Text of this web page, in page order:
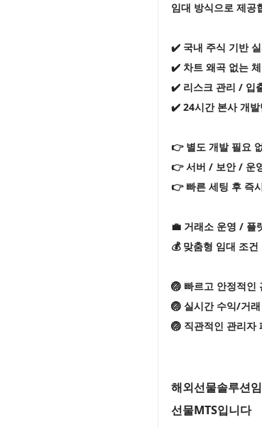
임대 방식으로 제공
✔️ 국내 주식 기반
✔️ 차트 왜곡 없는
✔️ 리스크 관리 / 입
✔️ 24시간 본사 개
👉 별도 개발 필요
👉 서버 / 보안 / 운
👉 빠른 세팅 후 즉
💼 거래소 운영 / 플
💰 맞춤형 임대 조
🏐 빠르고 안정적인
🏐 실시간 수익/거
🏐 직관적인 관리자
해외선물솔루션
선물MTS입니다